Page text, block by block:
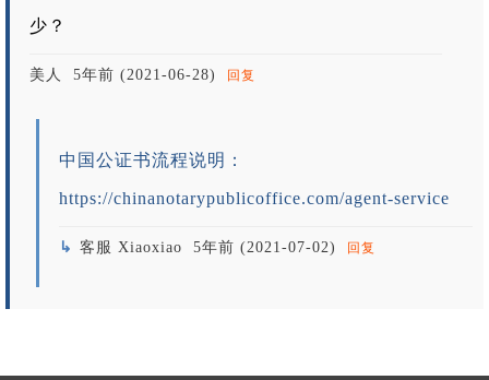
少？
美人 5年前 (2021-06-28) 回复
中国公证书流程说明：
https://chinanotarypublicoffice.com/agent-service
客服 Xiaoxiao 5年前 (2021-07-02) 回复